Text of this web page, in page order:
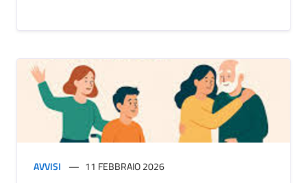
AVVISI 11 FEBBRAIO 2026